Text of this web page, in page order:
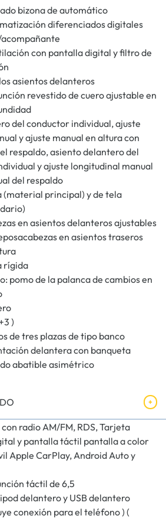
bizona de automático
diferenciados digitales
con pantalla digital y filtro de
asientos delanteros
revestido de cuero ajustable en
del conductor individual, ajuste
y ajuste manual en altura con
respaldo, asiento delantero del
y ajuste longitudinal manual
del respaldo
(material principal) y de tela
en asientos delanteros ajustables
en asientos traseros
rígida
pomo de la palanca de cambios en
)
de tres plazas de tipo banco
delantera con banqueta
abatible asimétrico
radio AM/FM, RDS, Tarjeta
y pantalla táctil pantalla a color
Apple CarPlay, Android Auto y
táctil de 6,5
delantero y USB delantero
conexión para el teléfono ) (